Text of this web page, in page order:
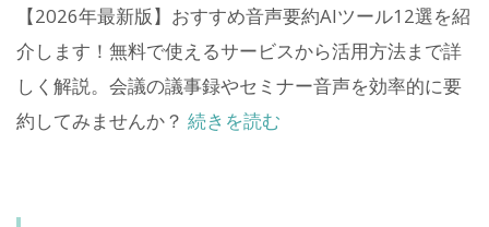
【2026年最新版】おすすめ音声要約AIツール12選を紹
介します！無料で使えるサービスから活用方法まで詳
しく解説。会議の議事録やセミナー音声を効率的に要
約してみませんか？ 続きを読む